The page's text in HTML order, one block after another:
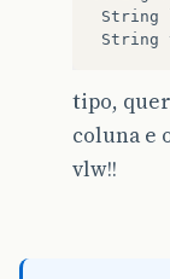
String
String
tipo,
coluna e
vlw!!